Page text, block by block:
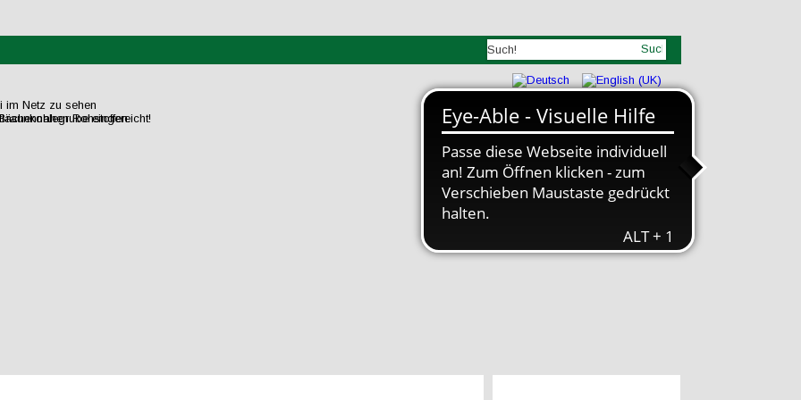
im Netz zu sehen
Rohstoffen.
eingereicht!